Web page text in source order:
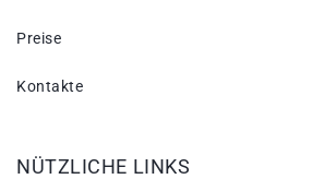
Preise
Kontakte
NÜTZLICHE LINKS